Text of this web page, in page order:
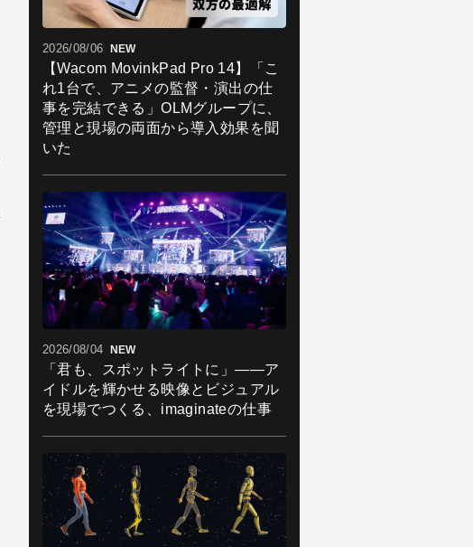
2026/08/06 NEW
【Wacom MovinkPad Pro 14】「こ
れ1台で、アニメの監督・演出の仕
事を完結できる」OLMグループに、
管理と現場の両面から導入効果を聞
いた
2026/08/04 NEW
「君も、スポットライトに」――ア
イドルを輝かせる映像とビジュアル
を現場でつくる、imaginateの仕事